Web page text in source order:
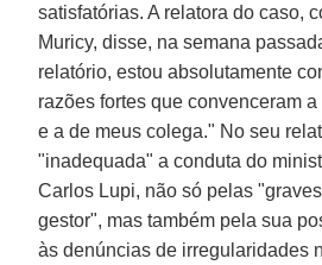
satisfatórias. A relatora do caso,
Muricy, disse, na semana
relatório, estou absolutamente
razões fortes que convenceram
e a de meus colega." No seu
"inadequada" a conduta do
Carlos Lupi, não só pelas
gestor", mas também pela sua
às denúncias de irregularidades